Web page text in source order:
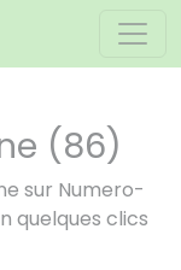
(86)
sur Numero-
quelques clics